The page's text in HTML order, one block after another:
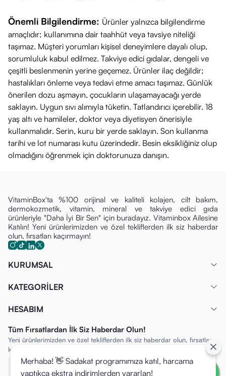
Önemli Bilgilendirme: Ürünler yalnızca bilgilendirme
amaçlıdır; kullanımına dair taahhüt veya tavsiye niteliği
taşımaz. Müşteri yorumları kişisel deneyimlere dayalı olup,
sorumluluk kabul edilmez. Takviye edici gıdalar, dengeli ve
çeşitli beslenmenin yerine geçemez. Ürünler ilaç değildir;
hastalıkları önleme veya tedavi etme amacı taşımaz. Günlük
önerilen dozu aşmayın, çocukların ulaşamayacağı yerde
saklayın. Uygun sıvı alımıyla tüketin. Tatlandırıcı içerebilir. 18
yaş altı ve hamileler, doktor veya diyetisyen önerisiyle
kullanmalıdır. Serin, kuru bir yerde saklayın. Son kullanma
tarihi ve lot numarası kutu üzerindedir. Besin eksikliğiniz olup
olmadığını öğrenmek için doktorunuza danışın.
VitaminBox'ta %100 orijinal ve kaliteli kolajen, cilt bakım,
dermokozmetik, vitamin, mineral ve takviye edici gıda
ürünleriyle "Daha İyi Bir Sen" için buradayız. Vitaminbox Ailesine
Katılın! Yeni ürünlerimizden ve özel tekliflerden ilk siz haberdar
olun, fırsatları kaçırmayın!
KURUMSAL
KATEGORİLER
HESABIM
Tüm Fırsatlardan İlk Siz Haberdar Olun!
Yeni ürünlerimizden ve özel tekliflerden ilk siz haberdar olun, fırsatları
kaçırmayın!
Merhaba! 👋 Sadakat programımıza katıl, harcama
yaptıkça ekstra indirimlerden yararlan!